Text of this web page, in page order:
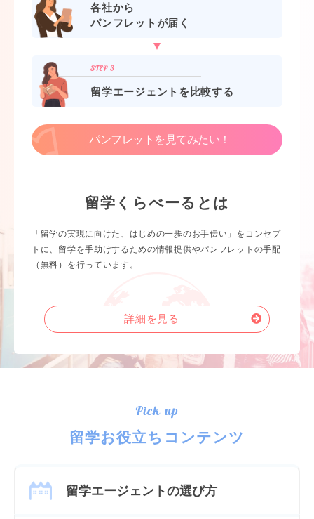
各社から
パンフレットが届く
留学エージェントを比較する
パンフレットを見てみたい！
留学くらべーるとは
「留学の実現に向けた、はじめの一歩のお手伝い」をコンセプ
トに、留学を手助けするための情報提供やパンフレットの手配
（無料）を行っています。
詳細を見る
Pick up
留学お役立ちコンテンツ
留学エージェントの選び方